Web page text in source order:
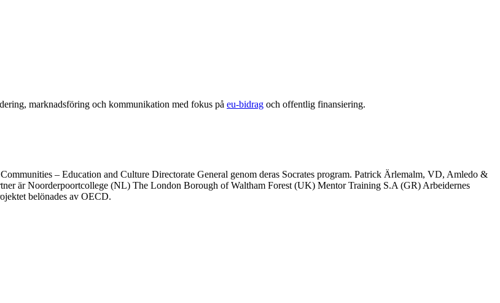
marknadsföring och kommunikation med fokus på eu-bidrag och offentlig finansiering.
– Education and Culture Directorate General genom deras Socrates program. Patrick Ärlemalm, VD, Amledo &
är Noorderpoortcollege (NL) The London Borough of Waltham Forest (UK) Mentor Training S.A (GR) Arbeidernes
belönades av OECD.